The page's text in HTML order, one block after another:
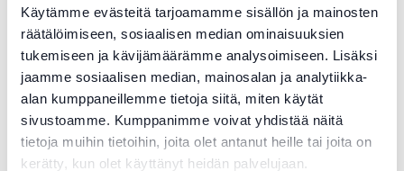
Käytämme evästeitä tarjoamamme sisällön ja mainosten
räätälöimiseen, sosiaalisen median ominaisuuksien
tukemiseen ja kävijämäärämme analysoimiseen. Lisäksi
jaamme sosiaalisen median, mainosalan ja analytiikka-
alan kumppaneillemme tietoja siitä, miten käytät
sivustoamme. Kumppanimme voivat yhdistää näitä
tietoja muihin tietoihin, joita olet antanut heille tai joita on
kerätty, kun olet käyttänyt heidän palvelujaan.
Riihimäki
Tervetuloa kaikille avoimiin
päivärukoushetkiin myös kesällä!
Paikkana Keskuskirkko. Kesto 15 min.
🙏🏻✝️ 🔖Kerran kuukaudessa myös
Kuunteleva rukous. Kestjo 30 min. ja...
Lue lisää tapahtumasta Kesän rukoushetket